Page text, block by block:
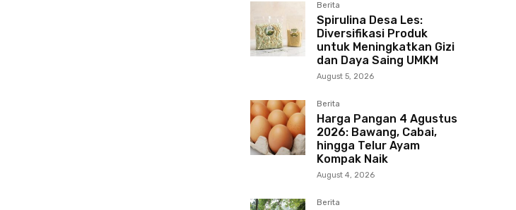
Berita
Spirulina Desa Les:
Diversifikasi Produk
untuk Meningkatkan Gizi
dan Daya Saing UMKM
August 5, 2026
Berita
Harga Pangan 4 Agustus
2026: Bawang, Cabai,
hingga Telur Ayam
Kompak Naik
August 4, 2026
Berita